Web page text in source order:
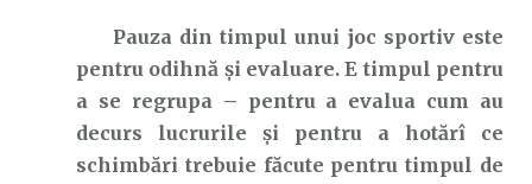
Pauza din timpul unui joc sportiv este
pentru odihnă și evaluare. E timpul pentru
a se regrupa – pentru a evalua cum au
decurs lucrurile și pentru a hotărî ce
schimbări trebuie făcute pentru timpul de